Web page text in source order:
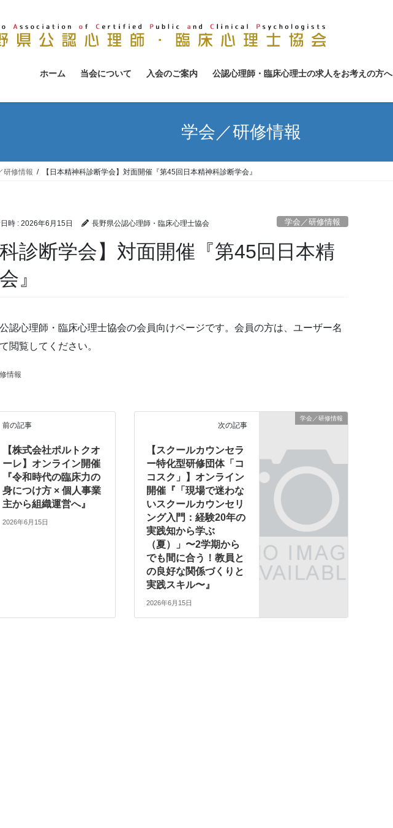
ホーム 当会について 入会のご案内 公認心理師・臨床心理士の求人をお考えの方へ
学会／研修情報
研修情報 【日本精神科診断学会】対面開催『第45回日本精神科診断学会』
時 : 2026年6月15日 長野県公認心理師・臨床心理士協会 学会／研修情報
科診断学会】対面開催『第45回日本精
』
認心理師・臨床心理士協会の会員向けページです。会員の方は、ユーザー名
閲覧してください。
情報
前の記事
【株式会社ポルトクオ
ーレ】オンライン開催
『令和時代の臨床力の
身につけ方 × 個人事業
主から組織運営へ』
2026年6月15日
学会／研修情報
次の記事
【スクールカウンセラ
ー特化型研修団体「コ
コスク」】オンライン
開催『「現場で迷わな
いスクールカウンセリ
ング入門：経験20年の
実践知から学ぶ
（夏）」〜2学期から
でも間に合う！教員と
の良好な関係づくりと
実践スキル〜』
2026年6月15日